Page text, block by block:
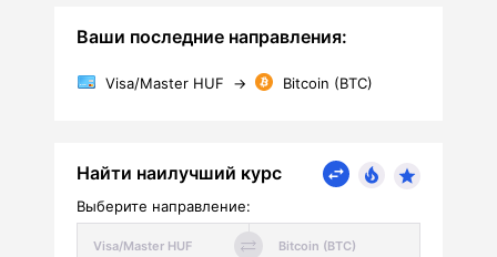
Ваши последние направления:
Visa/Master HUF → Bitcoin (BTC)
Найти наилучший курс
Выберите направление: